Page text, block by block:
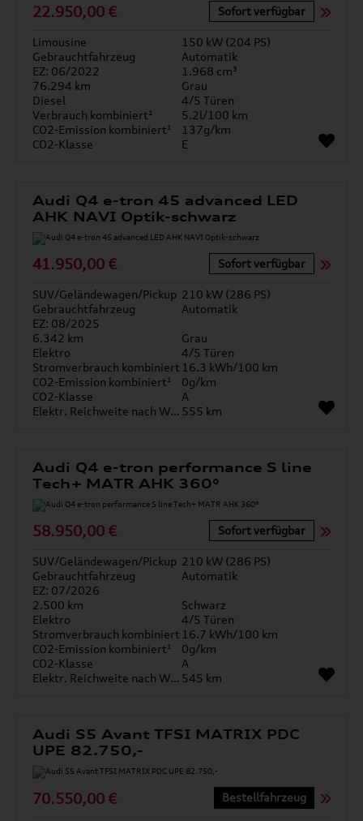
22.950,00 € Sofort verfügbar
Limousine
150 kW (204 PS)
Gebrauchtfahrzeug
Automatik
EZ: 06/2022
1.968 cm³
76.294 km
Grau
Diesel
4/5 Türen
Verbrauch kombiniert¹
5.2l/100 km
CO2-Emission kombiniert¹
137g/km
CO2-Klasse
E
Audi Q4 e-tron 45 advanced LED
AHK NAVI Optik-schwarz
41.950,00 € Sofort verfügbar
SUV/Geländewagen/Pickup 210 kW (286 PS)
Gebrauchtfahrzeug
Automatik
EZ: 08/2025
6.342 km
Grau
Elektro
4/5 Türen
Stromverbrauch kombiniert 16.3 kWh/100 km
CO2-Emission kombiniert¹
0g/km
CO2-Klasse
A
Elektr. Reichweite nach WLTP* 555 km
Audi Q4 e-tron performance S line
Tech+ MATR AHK 360°
58.950,00 € Sofort verfügbar
SUV/Geländewagen/Pickup 210 kW (286 PS)
Gebrauchtfahrzeug
Automatik
EZ: 07/2026
2.500 km
Schwarz
Elektro
4/5 Türen
Stromverbrauch kombiniert 16.7 kWh/100 km
CO2-Emission kombiniert¹
0g/km
CO2-Klasse
A
Elektr. Reichweite nach WLTP* 545 km
Audi S5 Avant TFSI MATRIX PDC
UPE 82.750,-
70.550,00 € Bestellfahrzeug